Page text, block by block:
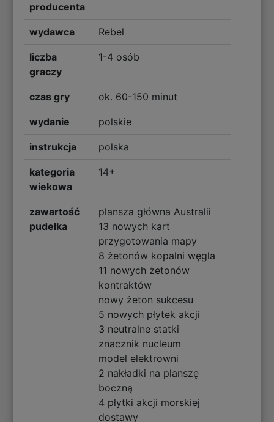
producenta
wydawca Rebel
liczba
graczy
1-4 osób
czas gry ok. 60-150 minut
wydanie polskie
instrukcja polska
kategoria
wiekowa
14+
zawartość
pudełka
plansza główna Australii
13 nowych kart
przygotowania mapy
8 żetonów kopalni węgla
11 nowych żetonów
kontraktów
nowy żeton sukcesu
5 nowych płytek akcji
3 neutralne statki
znacznik nucleum
model elektrowni
2 nakładki na planszę
boczną
4 płytki akcji morskiej
dostawy